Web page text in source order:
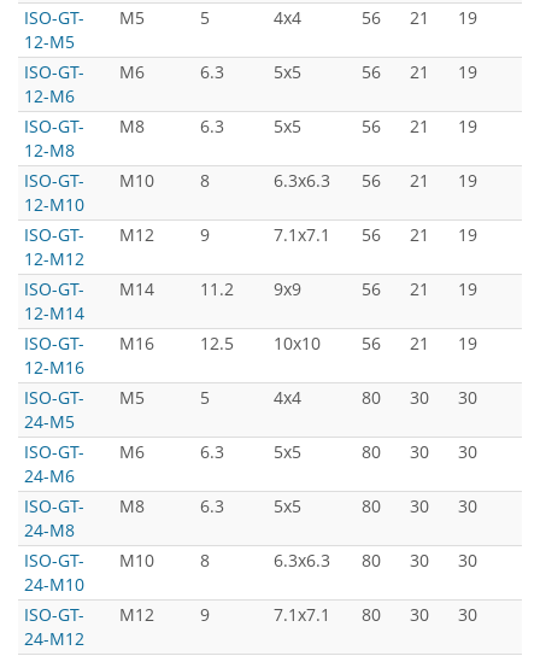
ISO-GT-
12-M5
M5 5 4x4 56 21 19
ISO-GT-
12-M6
M6 6.3 5x5 56 21 19
ISO-GT-
12-M8
M8 6.3 5x5 56 21 19
ISO-GT-
12-M10
M10 8 6.3x6.3 56 21 19
ISO-GT-
12-M12
M12 9 7.1x7.1 56 21 19
ISO-GT-
12-M14
M14 11.2 9x9 56 21 19
ISO-GT-
12-M16
M16 12.5 10x10 56 21 19
ISO-GT-
24-M5
M5 5 4x4 80 30 30
ISO-GT-
24-M6
M6 6.3 5x5 80 30 30
ISO-GT-
24-M8
M8 6.3 5x5 80 30 30
ISO-GT-
24-M10
M10 8 6.3x6.3 80 30 30
ISO-GT-
24-M12
M12 9 7.1x7.1 80 30 30